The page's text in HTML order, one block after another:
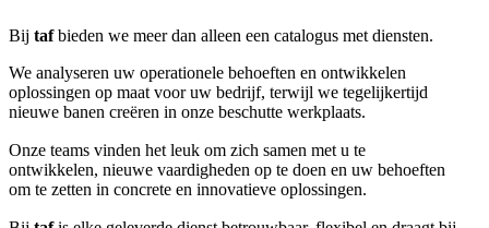
Bij tafbieden we meer dan alleen een catalogus met diensten.
We analyseren uw operationele behoeften en ontwikkelen
oplossingen op maat voor uw bedrijf, terwijl we tegelijkertijd
nieuwe banen creëren in onze beschutte werkplaats.
Onze teams vinden het leuk om zich samen met u te
ontwikkelen, nieuwe vaardigheden op te doen en uw behoeften
om te zetten in concrete en innovatieve oplossingen.